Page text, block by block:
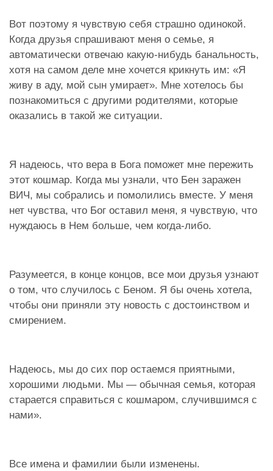
Вот поэтому я чувствую себя страшно одинокой.
Когда друзья спрашивают меня о семье, я
автоматически отвечаю какую-нибудь банальность,
хотя на самом деле мне хочется крикнуть им: «Я
живу в аду, мой сын умирает». Мне хотелось бы
познакомиться с другими родителями, которые
оказались в такой же ситуации.
Я надеюсь, что вера в Бога поможет мне пережить
этот кошмар. Когда мы узнали, что Бен заражен
ВИЧ, мы собрались и помолились вместе. У меня
нет чувства, что Бог оставил меня, я чувствую, что
нуждаюсь в Нем больше, чем когда-либо.
Разумеется, в конце концов, все мои друзья узнают
о том, что случилось с Беном. Я бы очень хотела,
чтобы они приняли эту новость с достоинством и
смирением.
Надеюсь, мы до сих пор остаемся приятными,
хорошими людьми. Мы — обычная семья, которая
старается справиться с кошмаром, случившимся с
нами».
Все имена и фамилии были изменены.